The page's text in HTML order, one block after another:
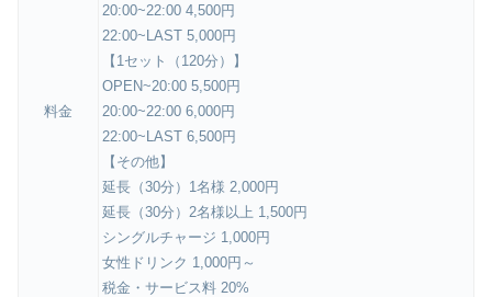
料金
20:00~22:00 4,500円
22:00~LAST 5,000円
【1セット（120分）】
OPEN~20:00 5,500円
20:00~22:00 6,000円
22:00~LAST 6,500円
【その他】
延長（30分）1名様 2,000円
延長（30分）2名様以上 1,500円
シングルチャージ 1,000円
女性ドリンク 1,000円～
税金・サービス料 20%